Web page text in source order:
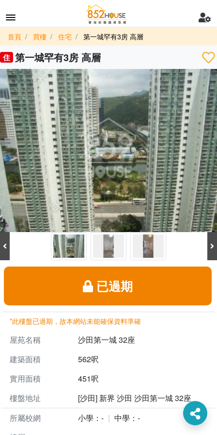
首頁 買樓 住宅 第一城罕有3房 高層
住 第一城罕有3房 高層
已過期
*此樓盤已過期，故本網站未能確保資料準確
屋苑名稱
沙田第一城 32座
建築面積
562呎
實用面積
451呎
樓盤地址
[沙田] 新界 沙田 沙田第一城 32座
所屬校網
小學：-
中學：-